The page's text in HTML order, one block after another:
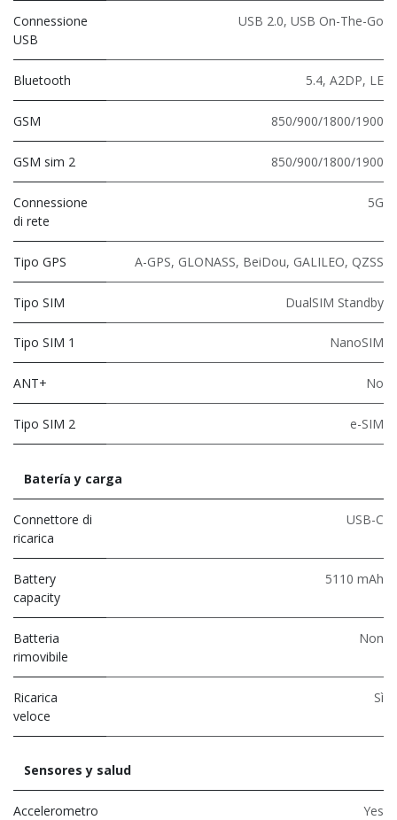
Connessione
USB
USB 2.0, USB On-The-Go
Bluetooth 5.4, A2DP, LE
GSM 850/900/1800/1900
GSM sim 2 850/900/1800/1900
Connessione
di rete
5G
Tipo GPS A-GPS, GLONASS, BeiDou, GALILEO, QZSS
Tipo SIM DualSIM Standby
Tipo SIM 1 NanoSIM
ANT+ No
Tipo SIM 2 e-SIM
Batería y carga
Connettore di
ricarica
USB-C
Battery
capacity
5110 mAh
Batteria
rimovibile
Non
Ricarica
veloce
Sì
Sensores y salud
Accelerometro Yes